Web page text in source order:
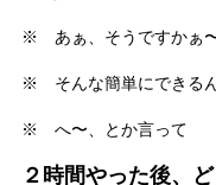
※ あぁ、そうですかぁ
※ そんな簡単にできる
※ へ〜、とか言って
２時間やった後、